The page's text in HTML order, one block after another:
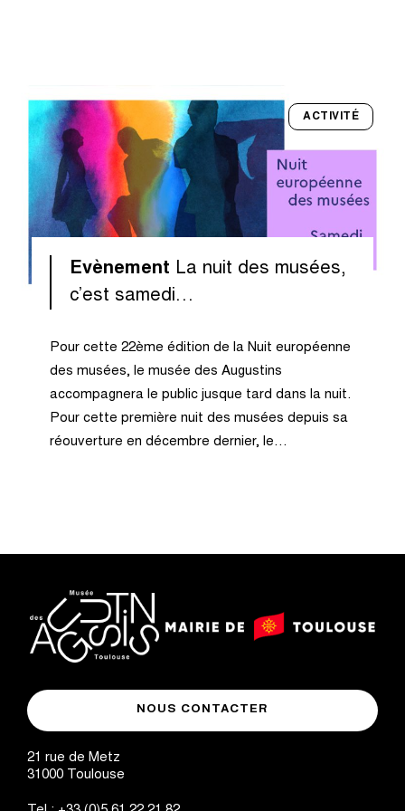
ACTIVITÉ
Evènement La nuit des musées,
c’est samedi…
Pour cette 22ème édition de la Nuit européenne
des musées, le musée des Augustins
accompagnera le public jusque tard dans la nuit.
Pour cette première nuit des musées depuis sa
réouverture en décembre dernier, le…
musée
des
de
NOUS CONTACTER
21 rue de Metz
31000 Toulouse